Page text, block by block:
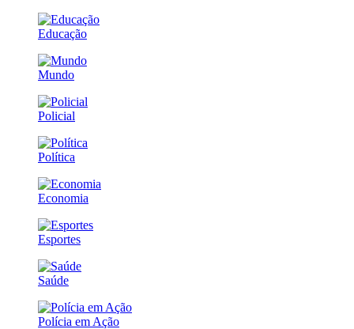
Educação
Mundo
Policial
Política
Economia
Esportes
Saúde
Polícia em Ação